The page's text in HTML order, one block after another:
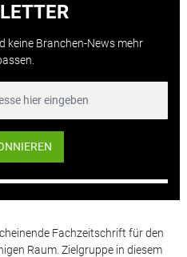
keine Branchen-News mehr
Fachzeitschrift für den
Raum. Zielgruppe in diesem